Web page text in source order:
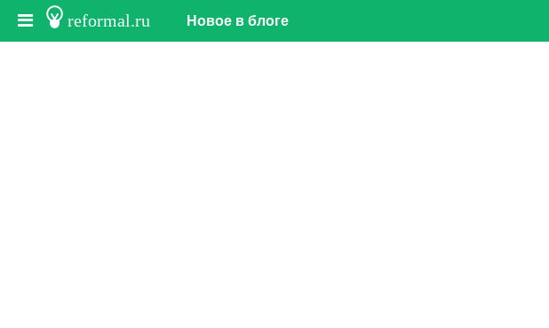
reformal.ru Новое в блоге